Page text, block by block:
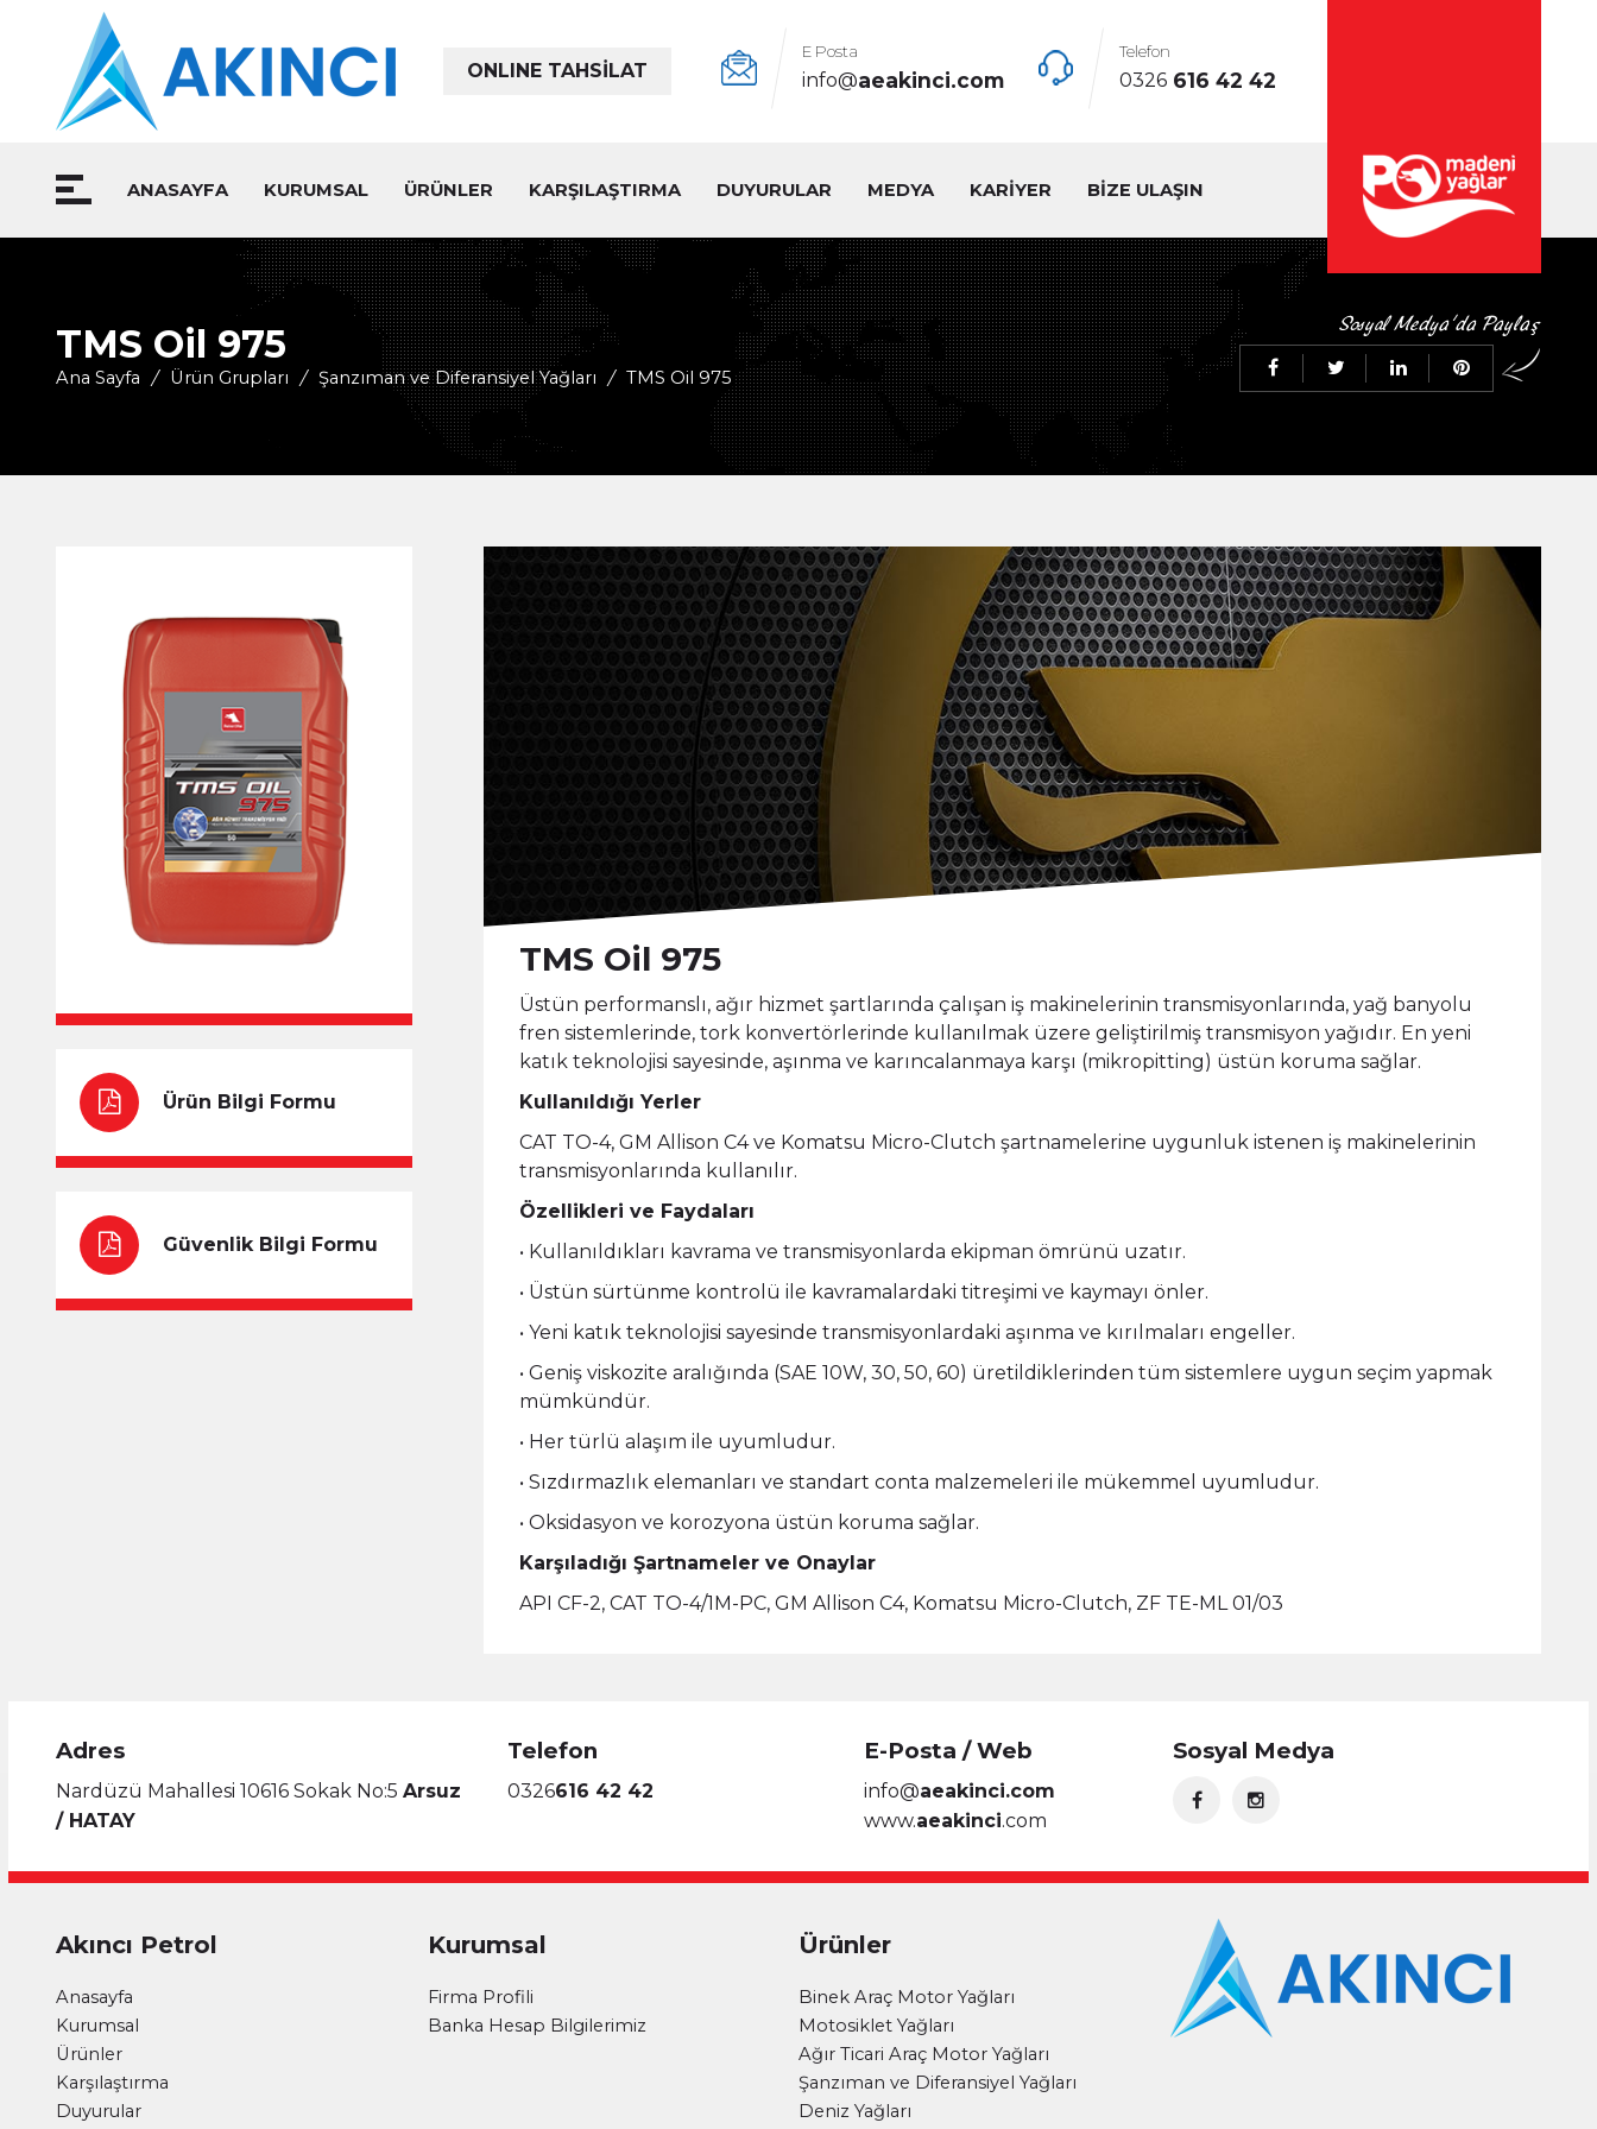
ONLINE TAHSİLAT
E Posta
info@aeakinci.com
Telefon
0326 616 42 42
ANASAYFA KURUMSAL ÜRÜNLER KARŞILAŞTIRMA DUYURULAR MEDYA KARİYER BİZE ULAŞIN
TMS Oil 975
Ana Sayfa / Ürün Grupları / Şanzıman ve Diferansiyel Yağları / TMS Oil 975
Ürün Bilgi Formu
Güvenlik Bilgi Formu
TMS Oil 975
Üstün performanslı, ağır hizmet şartlarında çalışan iş makinelerinin transmisyonlarında, yağ banyolu
fren sistemlerinde, tork konvertörlerinde kullanılmak üzere geliştirilmiş transmisyon yağıdır. En yeni
katık teknolojisi sayesinde, aşınma ve karıncalanmaya karşı (mikropitting) üstün koruma sağlar.
Kullanıldığı Yerler
CAT TO-4, GM Allison C4 ve Komatsu Micro-Clutch şartnamelerine uygunluk istenen iş makinelerinin
transmisyonlarında kullanılır.
Özellikleri ve Faydaları
• Kullanıldıkları kavrama ve transmisyonlarda ekipman ömrünü uzatır.
• Üstün sürtünme kontrolü ile kavramalardaki titreşimi ve kaymayı önler.
• Yeni katık teknolojisi sayesinde transmisyonlardaki aşınma ve kırılmaları engeller.
• Geniş viskozite aralığında (SAE 10W, 30, 50, 60) üretildiklerinden tüm sistemlere uygun seçim yapmak
mümkündür.
• Her türlü alaşım ile uyumludur.
• Sızdırmazlık elemanları ve standart conta malzemeleri ile mükemmel uyumludur.
• Oksidasyon ve korozyona üstün koruma sağlar.
Karşıladığı Şartnameler ve Onaylar
API CF-2, CAT TO-4/1M-PC, GM Allison C4, Komatsu Micro-Clutch, ZF TE-ML 01/03
Adres
Nardüzü Mahallesi 10616 Sokak No:5 Arsuz
/ HATAY
Telefon
0326616 42 42
E-Posta / Web
info@aeakinci.com
www.aeakinci.com
Sosyal Medya
Akıncı Petrol
Anasayfa
Kurumsal
Ürünler
Karşılaştırma
Duyurular
Kurumsal
Firma Profili
Banka Hesap Bilgilerimiz
Ürünler
Binek Araç Motor Yağları
Motosiklet Yağları
Ağır Ticari Araç Motor Yağları
Şanzıman ve Diferansiyel Yağları
Deniz Yağları